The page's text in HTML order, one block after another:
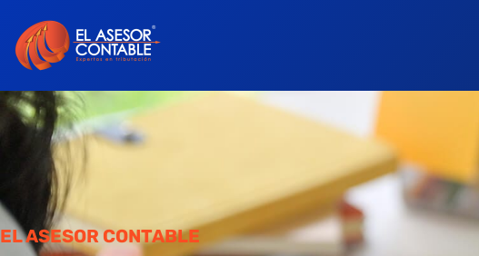
EL ASESOR CONTABLE